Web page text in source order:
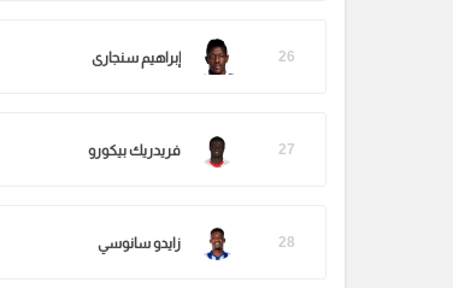
26 إبراهيم سنجارى
27 فريدريك بيكورو
28 زايدو سانوسي